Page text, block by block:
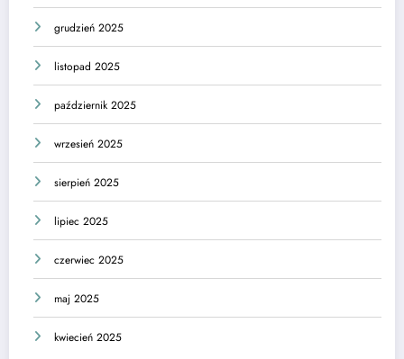
grudzień 2025
listopad 2025
październik 2025
wrzesień 2025
sierpień 2025
lipiec 2025
czerwiec 2025
maj 2025
kwiecień 2025